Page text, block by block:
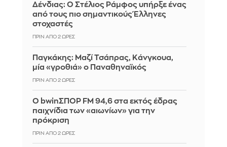
Δένδιας: Ο Στέλιος Ράμφος υπήρξε ένας
από τους πιο σημαντικούς Έλληνες
στοχαστές
ΠΡΙΝ ΑΠΌ 2 ΏΡΕΣ
Παγκάκης: Μαζί Τσάπρας, Κάνγκουα,
μία «γροθιά» ο Παναθηναϊκός
ΠΡΙΝ ΑΠΌ 2 ΏΡΕΣ
Ο bwinΣΠΟΡ FM 94,6 στα εκτός έδρας
παιχνίδια των «αιωνίων» για την
πρόκριση
ΠΡΙΝ ΑΠΌ 2 ΏΡΕΣ